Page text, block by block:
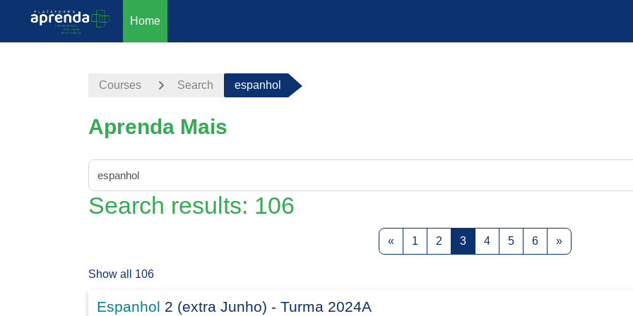
Home
Courses Search espanhol
Aprenda Mais
Search courses
Search results: 106
«Previous page
1 Page 1
2Page 2
3Page 3
4Page 4
5Page 5
6Page 6
»Next page
Show all 106
Espanhol 2 (extra Junho) - Turma 2024A